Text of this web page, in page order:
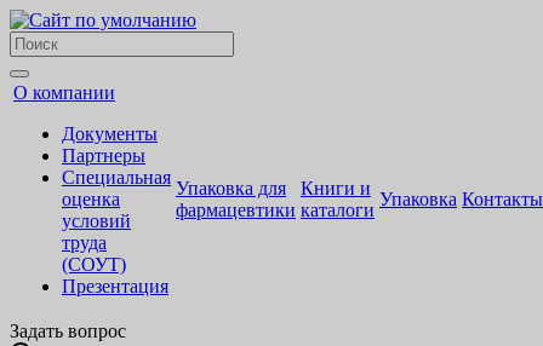
О компании
Документы
Партнеры
Специальная
оценка
условий
труда
(СОУТ)
Презентация
Упаковка для
фармацевтики
Книги и
каталоги
Упаковка Контакты
Задать вопрос